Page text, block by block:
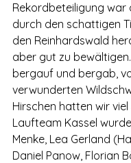
Rekordbeteiligung war
durch den schattigen
den Reinhardswald
aber gut zu
bergauf und bergab,
verwunderten
Hirschen hatten wir viel
Laufteam Kassel
Menke, Lea Gerland
Daniel Panow, Florian